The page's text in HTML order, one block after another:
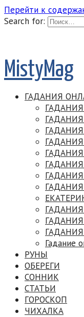
Перейти к
Search for:
MistyMag
ГАДАНИЯ
Гадание
РУНЫ
ОБЕРЕГИ
СОННИК
СТАТЬИ
ГОРОСКОП
ЧИХАЛКА